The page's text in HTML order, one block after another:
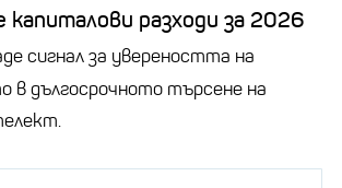
капиталови разходи за 2026
сигнал за увереността на
в дългосрочното търсене на